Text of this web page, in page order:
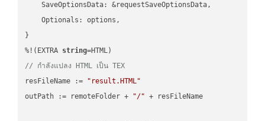
    SaveOptionsData: &requestSaveOptionsData,
    Optionals: options,
}
%!(EXTRA string
// กำลังแปลง HTML เป็น TEX
resFileName :=
"result.HTML"
outPath := remoteFolder +
"/" + resFileName